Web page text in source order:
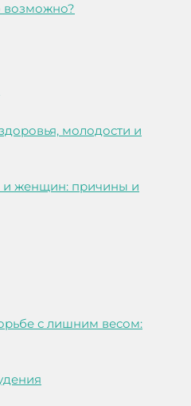
возможно?
молодости и
и женщин: причины и
с лишним весом: